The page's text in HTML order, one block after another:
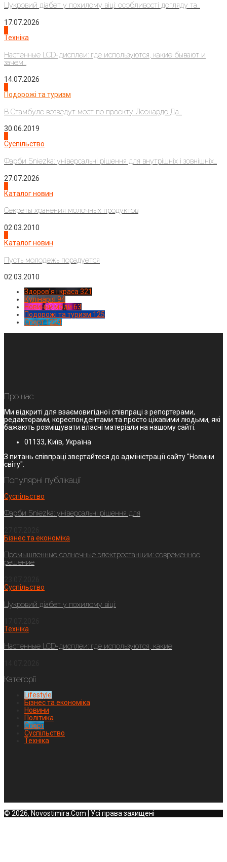
Цукровий діабет у похилому віці: особливості догляду та...
17.07.2026
Техніка
Настенные LCD-дисплеи: где используются, какие бывают и
зачем...
14.07.2026
Подорожі та туризм
В Стамбуле возведут мост по проекту Леонардо Да...
30.06.2019
Суспільство
Фарби Sniezka: універсальні рішення для внутрішніх і зовнішніх...
27.07.2026
Каталог новин
Секреты хранения молочных продуктов
02.03.2010
Каталог новин
Пусть молодежь порадуется
02.03.2010
Здоров'я і краса 321
Кулінарія 94
Новинки моди 63
Подорожі та туризм 125
Спорт1224
Про нас
Ми відкриті для взаємовигідної співпраці з репортерами,
редакторами, кореспондентами та просто цікавими людьми, які
бажають розміщувати власні матеріали на нашому сайті.
01133, Київ, Україна
З питань співпраці звертайтеся до адміністрації сайту "Новини
світу".
Популярні публікації
Суспільство
Фарби Sniezka: універсальні рішення для
Бізнес та економіка
Промышленные солнечные электростанции: современное
решение
Суспільство
Цукровий діабет у похилому віці:
Техніка
Настенные LCD-дисплеи: где используются, какие
Категорії
Lifestyle
Бізнес та економіка
Новини
Політика
Спорт
Суспільство
Техніка
© 2026, Novostimira.Com | Усі права захищені